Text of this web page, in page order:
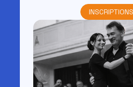
INSCRIPTIONS